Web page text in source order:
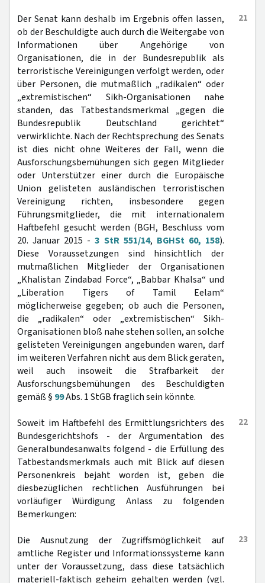
21
Der Senat kann deshalb im Ergebnis offen lassen,
ob der Beschuldigte auch durch die Weitergabe von
Informationen über Angehörige von
Organisationen, die in der Bundesrepublik als
terroristische Vereinigungen verfolgt werden, oder
über Personen, die mutmaßlich „radikalen“ oder
„extremistischen“ Sikh-Organisationen nahe
standen, das Tatbestandsmerkmal „gegen die
Bundesrepublik Deutschland gerichtet“
verwirklichte. Nach der Rechtsprechung des Senats
ist dies nicht ohne Weiteres der Fall, wenn die
Ausforschungsbemühungen sich gegen Mitglieder
oder Unterstützer einer durch die Europäische
Union gelisteten ausländischen terroristischen
Vereinigung richten, insbesondere gegen
Führungsmitglieder, die mit internationalem
Haftbefehl gesucht werden (BGH, Beschluss vom
20. Januar 2015 -3 StR 551/14, BGHSt 60, 158).
Diese Voraussetzungen sind hinsichtlich der
mutmaßlichen Mitglieder der Organisationen
„Khalistan Zindabad Force“, „Babbar Khalsa“ und
„Liberation Tigers of Tamil Eelam“
möglicherweise gegeben; ob auch die Personen,
die „radikalen“ oder „extremistischen“ Sikh-
Organisationen bloß nahe stehen sollen, an solche
gelisteten Vereinigungen angebunden waren, darf
im weiteren Verfahren nicht aus dem Blick geraten,
weil auch insoweit die Strafbarkeit der
Ausforschungsbemühungen des Beschuldigten
gemäß § 99Abs. 1 StGB fraglich sein könnte.
22
Soweit im Haftbefehl des Ermittlungsrichters des
Bundesgerichtshofs - der Argumentation des
Generalbundesanwalts folgend - die Erfüllung des
Tatbestandsmerkmals auch mit Blick auf diesen
Personenkreis bejaht worden ist, geben die
diesbezüglichen rechtlichen Ausführungen bei
vorläufiger Würdigung Anlass zu folgenden
Bemerkungen:
23
Die Ausnutzung der Zugriffsmöglichkeit auf
amtliche Register und Informationssysteme kann
unter der Voraussetzung, dass diese tatsächlich
materiell-faktisch geheim gehalten werden (vgl.